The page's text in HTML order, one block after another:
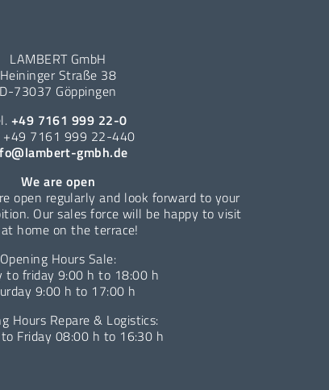
LAMBERT GmbH
Heininger Straße 38
D-73037 Göppingen
+49 7161 999 22-0
+49 7161 999 22-440
gmbh.de
We are open
open regularly and look forward to your
Our sales force will be happy to visit
home on the terrace!
Opening Hours Sale:
to friday 9:00 h to 18:00 h
9:00 h to 17:00 h
Hours Repare & Logistics:
Friday 08:00 h to 16:30 h